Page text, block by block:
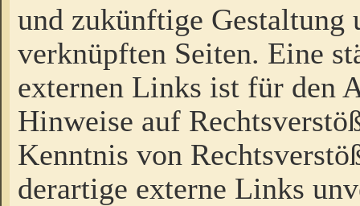
und zukünftige Gestaltung
verknüpften Seiten. Eine
externen Links ist für den
Hinweise auf
Kenntnis von
derartige externe Links